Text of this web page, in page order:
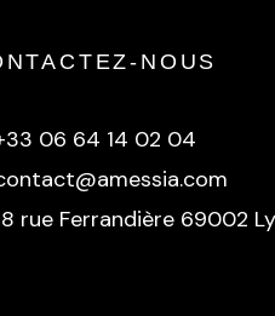
NOUS
06 64 14 02 04
rue Ferrandière 69002